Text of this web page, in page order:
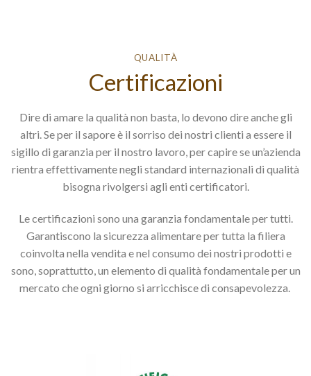
QUALITÀ
Certificazioni
Dire di amare la qualità non basta, lo devono dire anche gli
altri. Se per il sapore è il sorriso dei nostri clienti a essere il
sigillo di garanzia per il nostro lavoro, per capire se un’azienda
rientra effettivamente negli standard internazionali di qualità
bisogna rivolgersi agli enti certificatori.
Le certificazioni sono una garanzia fondamentale per tutti.
Garantiscono la sicurezza alimentare per tutta la filiera
coinvolta nella vendita e nel consumo dei nostri prodotti e
sono, soprattutto, un elemento di qualità fondamentale per un
mercato che ogni giorno si arricchisce di consapevolezza.